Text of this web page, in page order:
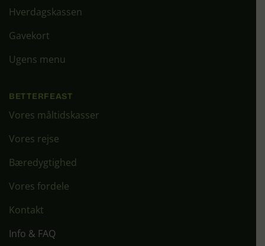
Hverdagskassen
Gavekort
Ugens menu
BETTERFEAST
Vores måltidskasser
Vores rejse
Bæredygtighed
Vores fordele
Kontakt
Info & FAQ